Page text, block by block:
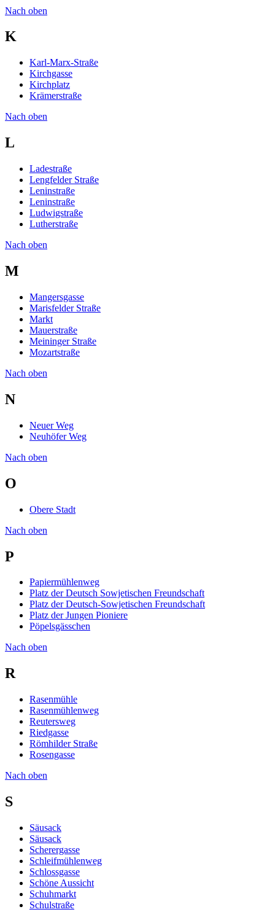
Nach oben
K
Karl-Marx-Straße
Kirchgasse
Kirchplatz
Krämerstraße
Nach oben
L
Ladestraße
Lengfelder Straße
Leninstraße
Leninstraße
Ludwigstraße
Lutherstraße
Nach oben
M
Mangersgasse
Marisfelder Straße
Markt
Mauerstraße
Meininger Straße
Mozartstraße
Nach oben
N
Neuer Weg
Neuhöfer Weg
Nach oben
O
Obere Stadt
Nach oben
P
Papiermühlenweg
Platz der Deutsch Sowjetischen Freundschaft
Platz der Deutsch-Sowjetischen Freundschaft
Platz der Jungen Pioniere
Pöpelsgässchen
Nach oben
R
Rasenmühle
Rasenmühlenweg
Reutersweg
Riedgasse
Römhilder Straße
Rosengasse
Nach oben
S
Säusack
Säusack
Scherergasse
Schleifmühlenweg
Schlossgasse
Schöne Aussicht
Schuhmarkt
Schulstraße